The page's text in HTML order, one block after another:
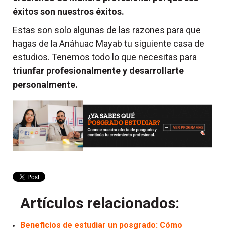
éxitos son nuestros éxitos.
Estas son solo algunas de las razones para que
hagas de la Anáhuac Mayab tu siguiente casa de
estudios. Tenemos todo lo que necesitas para
triunfar profesionalmente y desarrollarte
personalmente.
Artículos relacionados:
Beneficios de estudiar un posgrado: Cómo